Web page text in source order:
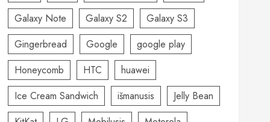
Galaxy Note
Galaxy S2
Galaxy S3
Gingerbread
Google
google play
Honeycomb
HTC
huawei
Ice Cream Sandwich
išmanusis
Jelly Bean